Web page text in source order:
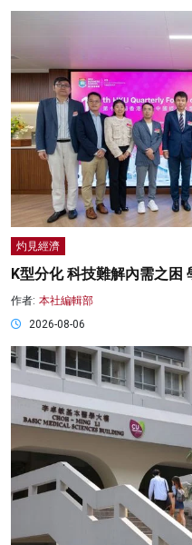
灼見經濟
K型分化 科技難解內需之困
作者: 本社編輯部
2026-08-06